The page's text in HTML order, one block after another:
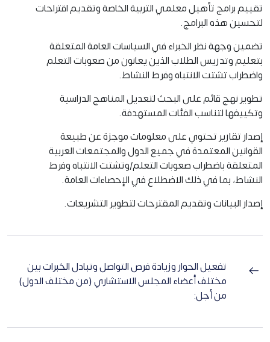
تقييم برامج تأهيل معلمي التربية الخاصة وتقديم اقتراحات
لتحسين هذه البرامج.
تضمين وجهة نظر الخبراء في السياسات العامة المتعلقة
بتعليم وتدريس الطلاب الذين يعانون من صعوبات التعلم
واضطراب تشتت الانتباه وفرط النشاط.
تطوير نهج قائم على البحث لتعديل المناهج الدراسية
وتكييفها لتناسب الفئات المستهدفة.
إصدار تقارير تحتوي على معلومات موجزة عن طبيعة
القوانين المعتمدة في جميع الدول والمجتمعات العربية
المتعلقة باضطراب صعوبات التعلم/وتشتت الانتباه وفرط
النشاط، بما في ذلك الاضطلاع في الإحصاءات العامة.
إصدار البيانات وتقديم المقترحات لتطوير التشريعات.
تفعيل الحوار وزيادة فرص التواصل وتبادل الخبرات بين
مختلف أعضاء المجلس الاستشاري (من مختلف الدول)
من أجل: